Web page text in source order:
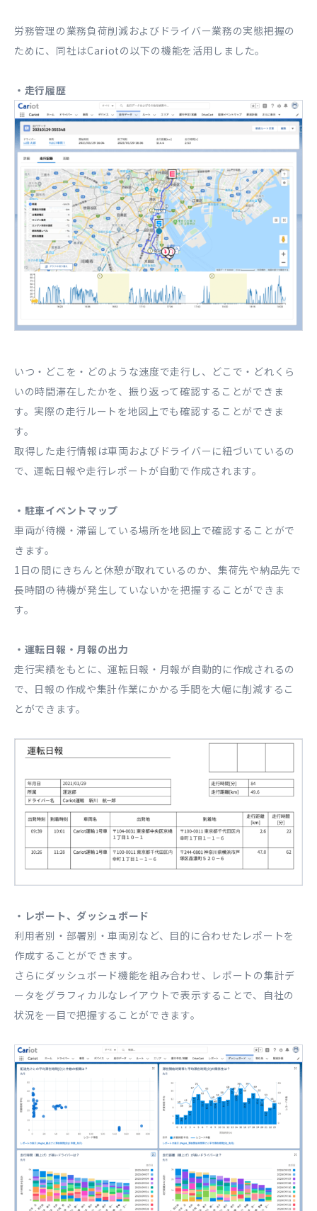
労務管理の業務負荷削減およびドライバー業務の実態把握の
ために、同社はCariotの以下の機能を活用しました。
・走行履歴
いつ・どこを・どのような速度で走行し、どこで・どれくら
いの時間滞在したかを、振り返って確認することができま
す。実際の走行ルートを地図上でも確認することができま
す。
取得した走行情報は車両およびドライバーに紐づいているの
で、運転日報や走行レポートが自動で作成されます。
・駐車イベントマップ
車両が待機・滞留している場所を地図上で確認することがで
きます。
1日の間にきちんと休憩が取れているのか、集荷先や納品先で
長時間の待機が発生していないかを把握することができま
す。
・運転日報・月報の出力
走行実績をもとに、運転日報・月報が自動的に作成されるの
で、日報の作成や集計作業にかかる手間を大幅に削減するこ
とができます。
・レポート、ダッシュボード
利用者別・部署別・車両別など、目的に合わせたレポートを
作成することができます。
さらにダッシュボード機能を組み合わせ、レポートの集計デ
ータをグラフィカルなレイアウトで表示することで、自社の
状況を一目で把握することができます。